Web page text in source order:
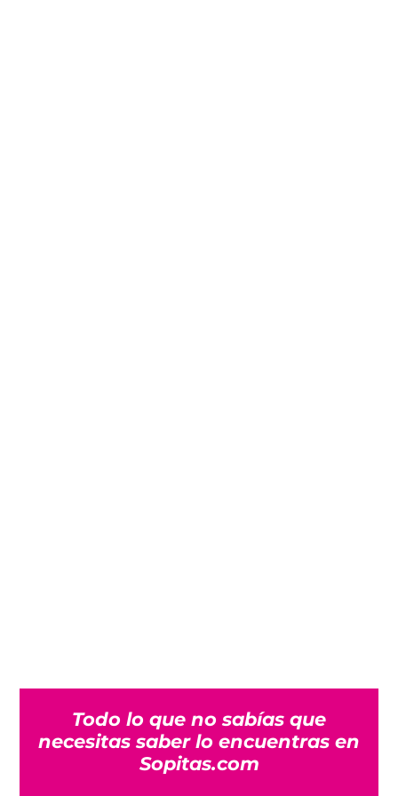
Todo lo que no sabías que
necesitas saber lo encuentras en
Sopitas.com